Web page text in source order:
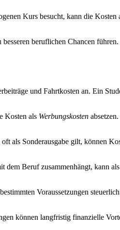
Kurs besucht, kann die Kosten
beruflichen Chancen
und Fahrtkosten an. Ein
Kosten als Werbungskosten
als Sonderausgabe gilt, können
Beruf zusammenhängt, kann
Voraussetzungen
können langfristig finanzielle